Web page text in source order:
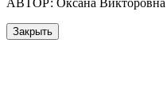
АВТОР: Оксана Викторовна
Закрыть